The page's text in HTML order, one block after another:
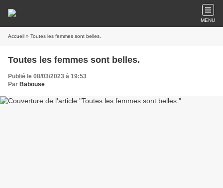
MENU
Accueil » Toutes les femmes sont belles.
Toutes les femmes sont belles.
Publié le 08/03/2023 à 19:53
Par Babouse